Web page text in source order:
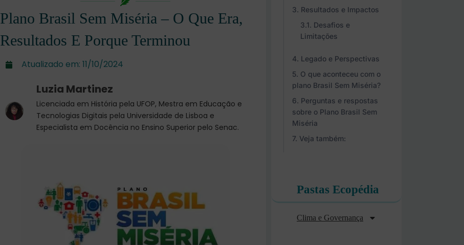
Plano Brasil Sem Miséria – O Que Era,
Resultados E Porque Terminou
Atualizado em: 11/10/2024
Luzia Martinez
Licenciada em História pela UFOP, Mestra em Educação e
Tecnologias Digitais pela Universidade de Lisboa e
Especialista em Docência no Ensino Superior pelo Senac.
Resultados e Impactos
Desafios e
Limitações
Legado e Perspectivas
O que aconteceu com o
plano Brasil Sem Miséria?
Perguntas e respostas
sobre o Plano Brasil Sem
Miséria
Veja também:
Pastas Ecopédia
Clima e Governança